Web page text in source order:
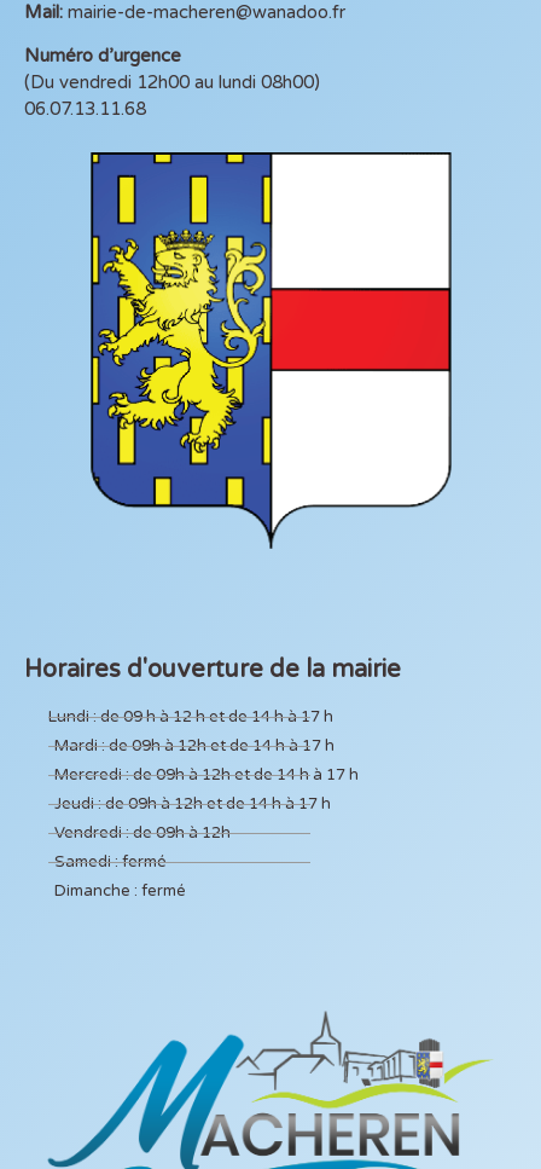
Mail: mairie-de-macheren@wanadoo.fr
Numéro d’urgence
(Du vendredi 12h00 au lundi 08h00)
06.07.13.11.68
Horaires d'ouverture de la mairie
Lundi : de 09 h à 12 h et de 14 h à 17 h
Mardi : de 09h à 12h et de 14 h à 17 h
Mercredi : de 09h à 12h et de 14 h à 17 h
Jeudi : de 09h à 12h et de 14 h à 17 h
Vendredi : de 09h à 12h
Samedi : fermé
Dimanche : fermé